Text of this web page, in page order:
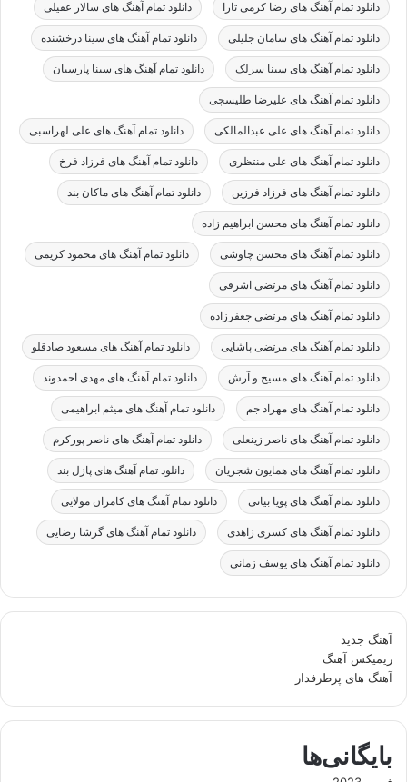
دانلود تمام آهنگ های رضا کرمی تارا دانلود تمام آهنگ های سالار عقیلی
دانلود تمام آهنگ های سامان جلیلی دانلود تمام آهنگ های سینا درخشنده
دانلود تمام آهنگ های سینا سرلک دانلود تمام آهنگ های سینا پارسیان
دانلود تمام آهنگ های علیرضا طلیسچی
دانلود تمام آهنگ های علی عبدالمالکی دانلود تمام آهنگ های علی لهراسبی
دانلود تمام آهنگ های علی منتظری دانلود تمام آهنگ های فرزاد فرخ
دانلود تمام آهنگ های فرزاد فرزین دانلود تمام آهنگ های ماکان بند
دانلود تمام آهنگ های محسن ابراهیم زاده
دانلود تمام آهنگ های محسن چاوشی دانلود تمام آهنگ های محمود کریمی
دانلود تمام آهنگ های مرتضی اشرفی
دانلود تمام آهنگ های مرتضی جعفرزاده
دانلود تمام آهنگ های مرتضی پاشایی دانلود تمام آهنگ های مسعود صادقلو
دانلود تمام آهنگ های مسیح و آرش دانلود تمام آهنگ های مهدی احمدوند
دانلود تمام آهنگ های مهراد جم دانلود تمام آهنگ های میثم ابراهیمی
دانلود تمام آهنگ های ناصر زینعلی دانلود تمام آهنگ های ناصر پورکرم
دانلود تمام آهنگ های همایون شجریان دانلود تمام آهنگ های پازل بند
دانلود تمام آهنگ های پویا بیاتی دانلود تمام آهنگ های کامران مولایی
دانلود تمام آهنگ های کسری زاهدی دانلود تمام آهنگ های گرشا رضایی
دانلود تمام آهنگ های یوسف زمانی
آهنگ جدید
ریمیکس آهنگ
آهنگ های پرطرفدار
بایگانی‌ها